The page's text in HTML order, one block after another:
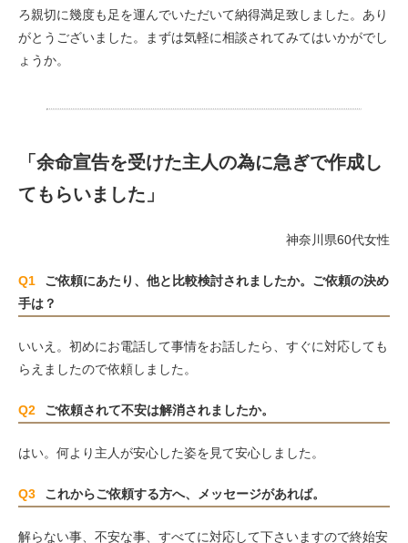
ろ親切に幾度も足を運んでいただいて納得満足致しました。あり
がとうございました。まずは気軽に相談されてみてはいかがでし
ょうか。
「余命宣告を受けた主人の為に急ぎで作成し
てもらいました」
神奈川県60代女性
Q1
ご依頼にあたり、他と比較検討されましたか。ご依頼の決め
手は？
いいえ。初めにお電話して事情をお話したら、すぐに対応しても
らえましたので依頼しました。
Q2 ご依頼されて不安は解消されましたか。
はい。何より主人が安心した姿を見て安心しました。
Q3 これからご依頼する方へ、メッセージがあれば。
解らない事、不安な事、すべてに対応して下さいますので終始安